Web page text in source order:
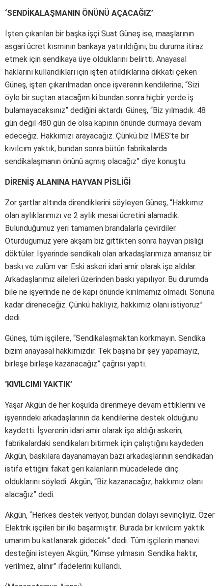
‘SENDİKALAŞMANIN ÖNÜNÜ AÇACAĞIZ’
İşten çıkarılan bir başka işçi Suat Güneş ise, maaşlarının
asgari ücret kısmının bankaya yatırıldığını, bu duruma itiraz
etmek için sendikaya üye olduklarını belirtti. Anayasal
haklarını kullandıkları için işten atıldıklarına dikkati çeken
Güneş, işten çıkarılmadan önce işverenin kendilerine, “Sizi
öyle bir suçtan atacağım ki bundan sonra hiçbir yerde iş
bulamayacaksınız” dediğini aktardı. Güneş, “Biz yılmadık. 48
gün değil 480 gün de olsa kapının önünde durmaya devam
edeceğiz. Hakkımızı arayacağız. Çünkü biz İMES’te bir
kıvılcım yaktık, bundan sonra bütün fabrikalarda
sendikalaşmanın önünü açmış olacağız” diye konuştu.
DİRENİŞ ALANINA HAYVAN PİSLİĞİ
Zor şartlar altında direndiklerini söyleyen Güneş, “Hakkımız
olan aylıklarımızı ve 2 aylık mesai ücretini alamadık.
Bulunduğumuz yeri tamamen brandalarla çevirdiler.
Oturduğumuz yere akşam biz gittikten sonra hayvan pisliği
döktüler. İşyerinde sendikalı olan arkadaşlarımıza amansız bir
baskı ve zulüm var. Eski askeri idari amir olarak işe aldılar.
Arkadaşlarımız aileleri üzerinden baskı yapılıyor. Bu durumda
bile ne işyerinde ne de kapı önünde kırılmamız olmadı. Sonuna
kadar direneceğiz. Çünkü haklıyız, hakkımız olanı istiyoruz”
dedi.
Güneş, tüm işçilere, “Sendikalaşmaktan korkmayın. Sendika
bizim anayasal hakkımızdır. Tek başına bir şey yapamayız,
birleşe birleşe kazanacağız” çağrısı yaptı.
‘KIVILCIMI YAKTIK’
Yaşar Akgün de her koşulda direnmeye devam ettiklerini ve
işyerindeki arkadaşlarının da kendilerine destek olduğunu
kaydetti. İşverenin idari amir olarak işe aldığı askerin,
fabrikalardaki sendikaları bitirmek için çalıştığını kaydeden
Akgün, baskılara dayanamayan bazı arkadaşlarının sendikadan
istifa ettiğini fakat geri kalanların mücadelede dinç
olduklarını söyledi. Akgün, “Biz kazanacağız, hakkımız olanı
alacağız” dedi.
Akgün, “Herkes destek veriyor, bundan dolayı sevinçliyiz. Özer
Elektrik işçileri bir ilki başarmıştır. Burada bir kıvılcım yaktık
umarım bu katlanarak gidecek” dedi. Tüm işçilerin manevi
desteğini isteyen Akgün, “Kimse yılmasın. Sendika haktır,
verilmez, alınır” ifadelerini kullandı.